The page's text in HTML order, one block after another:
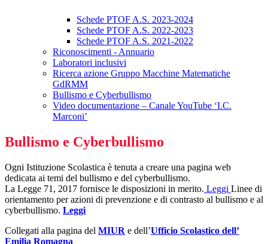
Schede PTOF A.S. 2023-2024
Schede PTOF A.S. 2022-2023
Schede PTOF A.S. 2021-2022
Riconoscimenti - Annuario
Laboratori inclusivi
Ricerca azione Gruppo Macchine Matematiche
GdRMM
Bullismo e Cyberbullismo
Video documentazione – Canale YouTube ‘I.C.
Marconi’
Bullismo e Cyberbullismo
Ogni Istituzione Scolastica è tenuta a creare una pagina web
dedicata ai temi del bullismo e del cyberbullismo.
La Legge 71, 2017 fornisce le disposizioni in merito. Leggi Linee di
orientamento per azioni di prevenzione e di contrasto al bullismo e al
cyberbullismo. Leggi
Collegati alla pagina del MIUR e dell’Ufficio Scolastico dell’
Emilia Romagna